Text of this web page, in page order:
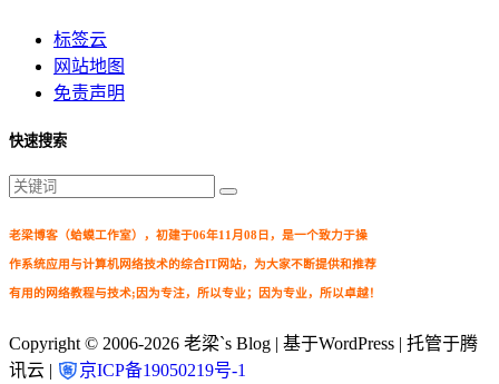
标签云
网站地图
免责声明
快速搜索
老梁博客（蛤蟆工作室），初建于06年11月08日，是一个致力于操
作系统应用与计算机网络技术的综合IT网站，为大家不断提供和推荐
有用的网络教程与技术;因为专注，所以专业；因为专业，所以卓越！
Copyright © 2006-2026 老梁`s Blog | 基于WordPress | 托管于腾
讯云 |
京ICP备19050219号-1